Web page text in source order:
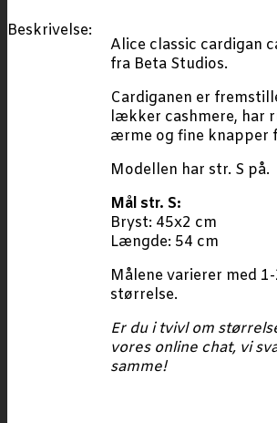
Beskrivelse:
Alice classic cardigan
fra Beta Studios.
Cardiganen er
lækker cashmere, har
ærme og fine knapper
Modellen har str. S på.
Mål str. S:
Bryst: 45x2 cm
Længde: 54 cm
Målene varierer med
størrelse.
Er du i tvivl om
vores online chat, vi
samme!